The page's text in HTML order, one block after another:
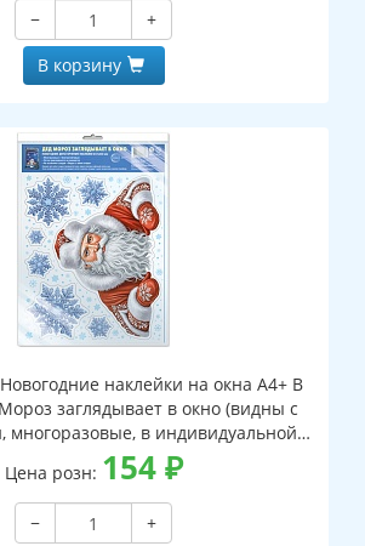
−
+
В корзину
наклейки на окна А4+ В
заглядывает в окно (видны с
многоразовые, в индивидуальной
и клеевым клапаном)
Цена розн: 154₽
−
+